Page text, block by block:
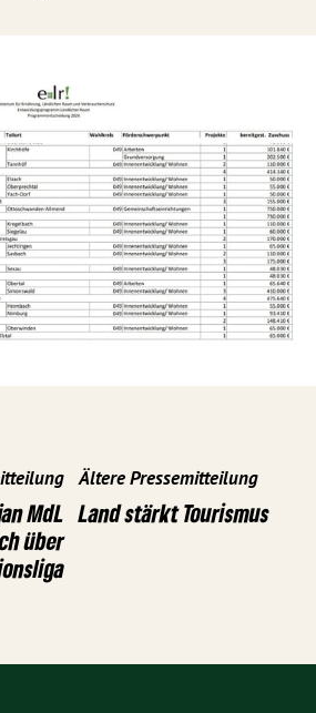
MdL
über
Ältere Pressemitteilung
Land stärkt Tourismus